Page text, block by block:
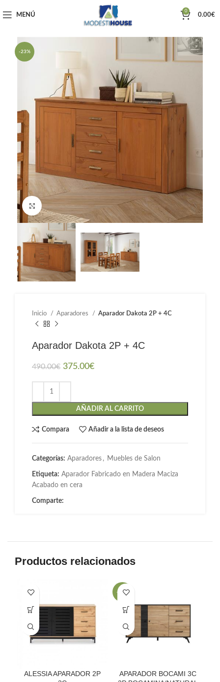
MENÚ
0
0.00€
-23%
Haga clic para ampliar
Inicio Aparadores Aparador Dakota 2P + 4C
Aparador Dakota 2P + 4C
490.00€ 375.00€
AÑADIR AL CARRITO
Compara Añadir a la lista de deseos
Categorías: Aparadores , Muebles de Salon
Etiqueta: Aparador Fabricado en Madera Maciza
Acabado en cera
Comparte:
Productos relacionados
ALESSIA APARADOR 2P
-25%
APARADOR BOCAMI 3C